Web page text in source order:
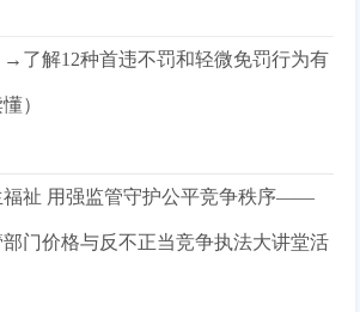
了解12种首违不罚和轻微免罚行为有
）
福祉 用强监管守护公平竞争秩序——
门价格与反不正当竞争执法大讲堂活